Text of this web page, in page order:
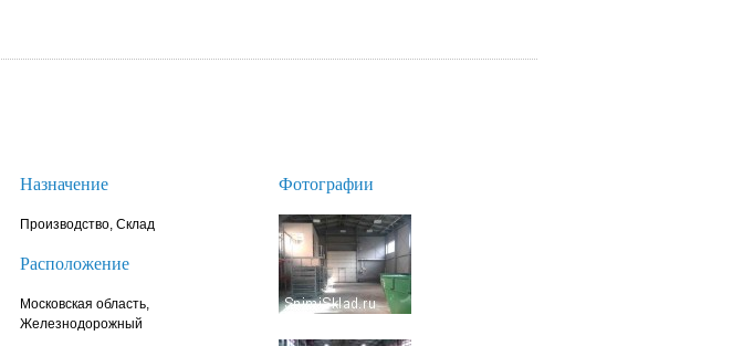
Назначение
Производство, Склад
Расположение
Московская область,
Железнодорожный
Фотографии